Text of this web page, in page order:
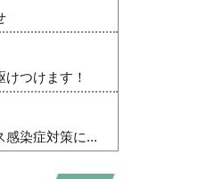
つけます！
感染症対策に...